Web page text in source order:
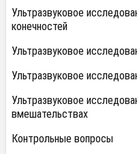
Ультразвуковое
конечностей
Ультразвуковое
Ультразвуковое
Ультразвуковое
вмешательствах
Контрольные вопросы